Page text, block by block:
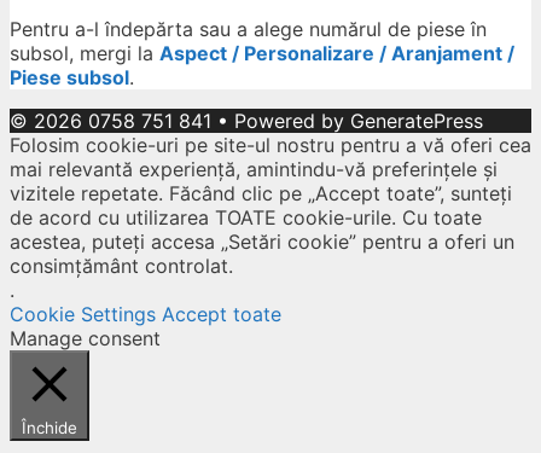
Pentru a-l îndepărta sau a alege numărul de piese în
subsol, mergi la Aspect / Personalizare / Aranjament /
Piese subsol.
© 2026 0758 751 841 • Powered by GeneratePress
Folosim cookie-uri pe site-ul nostru pentru a vă oferi cea
mai relevantă experiență, amintindu-vă preferințele și
vizitele repetate. Făcând clic pe „Accept toate”, sunteți
de acord cu utilizarea TOATE cookie-urile. Cu toate
acestea, puteți accesa „Setări cookie” pentru a oferi un
consimțământ controlat.
.
Cookie Settings Accept toate
Manage consent
Închide